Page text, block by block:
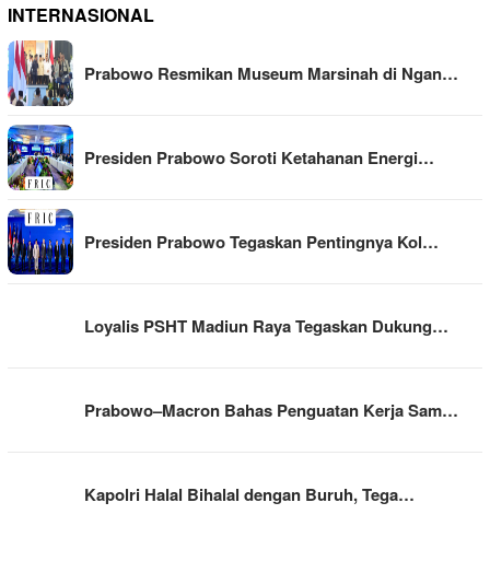
INTERNASIONAL
Prabowo Resmikan Museum Marsinah di Ngan…
Presiden Prabowo Soroti Ketahanan Energi…
Presiden Prabowo Tegaskan Pentingnya Kol…
Loyalis PSHT Madiun Raya Tegaskan Dukung…
Prabowo–Macron Bahas Penguatan Kerja Sam…
Kapolri Halal Bihalal dengan Buruh, Tega…